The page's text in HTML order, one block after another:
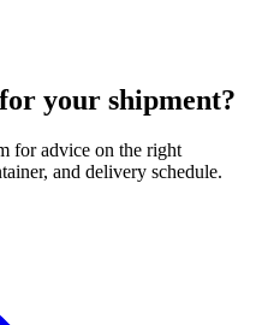
your shipment?
for advice on the right
and delivery schedule.